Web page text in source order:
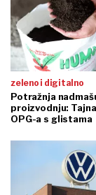
zeleno i digitalno
Potražnja
proizvodnju:
OPG-a s glistama